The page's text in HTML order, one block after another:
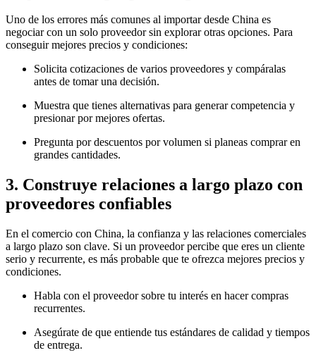
Uno de los errores más comunes al importar desde China es
negociar con un solo proveedor sin explorar otras opciones. Para
conseguir mejores precios y condiciones:
Solicita cotizaciones de varios proveedores y compáralas
antes de tomar una decisión.
Muestra que tienes alternativas para generar competencia y
presionar por mejores ofertas.
Pregunta por descuentos por volumen si planeas comprar en
grandes cantidades.
3. Construye relaciones a largo plazo con
proveedores confiables
En el comercio con China, la confianza y las relaciones comerciales
a largo plazo son clave. Si un proveedor percibe que eres un cliente
serio y recurrente, es más probable que te ofrezca mejores precios y
condiciones.
Habla con el proveedor sobre tu interés en hacer compras
recurrentes.
Asegúrate de que entiende tus estándares de calidad y tiempos
de entrega.